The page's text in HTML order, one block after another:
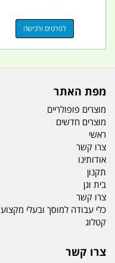
לפרטים ורכישה
מפת האתר
מוצרים פופולריים
מוצרים חדשים
ראשי
צרו קשר
אודותינו
תקנון
בית וגן
צרו קשר
כלי עבודה למוסך ובעלי מקצוע
קטלוג
צרו קשר